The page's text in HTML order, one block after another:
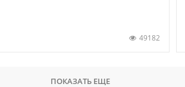
49182
ПОКАЗАТЬ ЕЩЕ